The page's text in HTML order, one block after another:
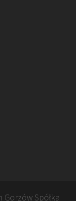
Gorzów Spółka